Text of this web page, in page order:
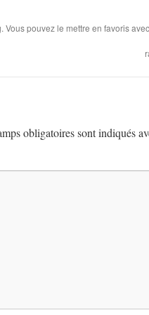
. Vous pouvez le mettre en favoris avec
obligatoires sont indiqués